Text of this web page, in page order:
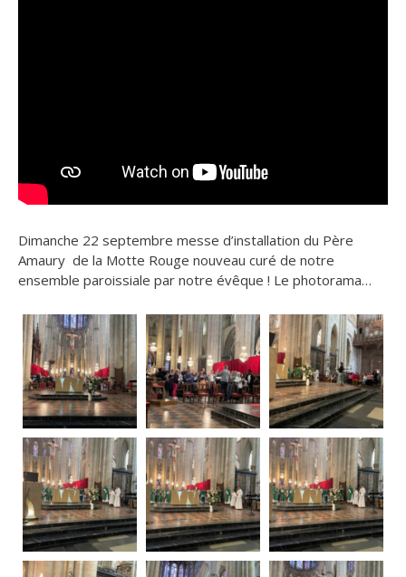
Dimanche 22 septembre messe d’installation du Père
Amaury de la Motte Rouge nouveau curé de notre
ensemble paroissiale par notre évêque ! Le photorama…